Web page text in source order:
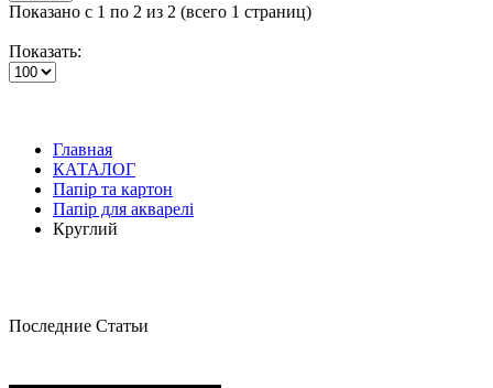
Показано с 1 по 2 из 2 (всего 1 страниц)
Показать:
Главная
КАТАЛОГ
Папір та картон
Папір для акварелі
Круглий
Последние Статьи